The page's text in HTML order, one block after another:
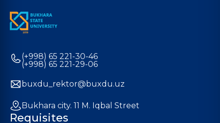
(+998) 65 221-30-46
(+998) 65 221-29-06
buxdu_rektor@buxdu.uz
Bukhara city. 11 M. Iqbal Street
Requisites